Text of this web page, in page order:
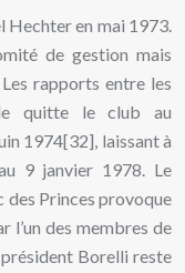
Hechter en mai 1973.
de gestion mais
rapports entre les
quitte le club au
1974[32], laissant à
9 janvier 1978. Le
des Princes provoque
l’un des membres de
Borelli reste